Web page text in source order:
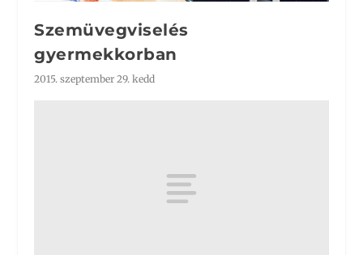
Szemüvegviselés
gyermekkorban
2015. szeptember 29. kedd